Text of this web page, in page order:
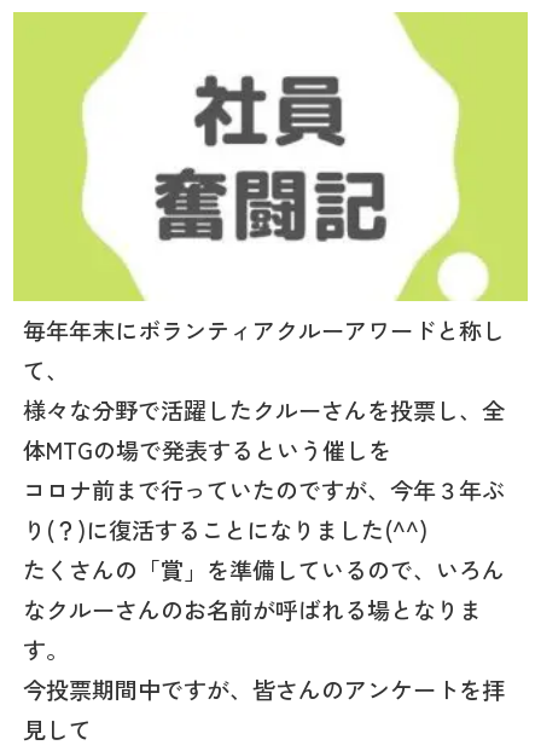
毎年年末にボランティアクルーアワードと称し
て、
様々な分野で活躍したクルーさんを投票し、全
体MTGの場で発表するという催しを
コロナ前まで行っていたのですが、今年３年ぶ
り(？)に復活することになりました(^^)
たくさんの「賞」を準備しているので、いろん
なクルーさんのお名前が呼ばれる場となりま
す。
今投票期間中ですが、皆さんのアンケートを拝
見して